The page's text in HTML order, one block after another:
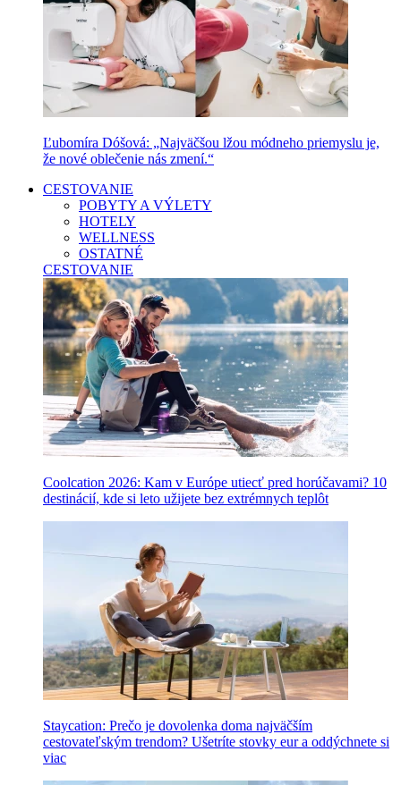
Ľubomíra Dóšová: „Najväčšou lžou módneho priemyslu je,
že nové oblečenie nás zmení.“
CESTOVANIE
POBYTY A VÝLETY
HOTELY
WELLNESS
OSTATNÉ
CESTOVANIE
Coolcation 2026: Kam v Európe utiecť pred horúčavami? 10
destinácií, kde si leto užijete bez extrémnych teplôt
Staycation: Prečo je dovolenka doma najväčším
cestovateľským trendom? Ušetríte stovky eur a oddýchnete si
viac